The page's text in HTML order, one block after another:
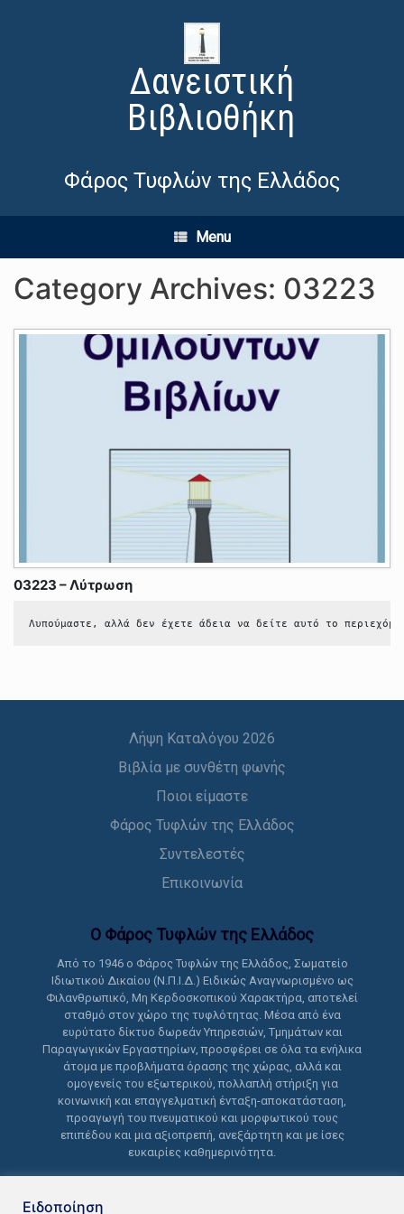
Δανειστική
Βιβλιοθήκη
Φάρος Τυφλών της Ελλάδος
Menu
Category Archives: 03223
03223 – Λύτρωση
Λυπούμαστε, αλλά δεν έχετε άδεια να δείτε αυτό το
Λήψη Καταλόγου 2026
Βιβλία με συνθέτη φωνής
Ποιοι είμαστε
Φάρος Τυφλών της Ελλάδος
Συντελεστές
Επικοινωνία
Ο Φάρος Τυφλών της Ελλάδoς
Από το 1946 ο Φάρος Τυφλών της Ελλάδος, Σωματείο
Ιδιωτικού Δικαίου (Ν.Π.Ι.Δ.) Ειδικώς Αναγνωρισμένο ως
Φιλανθρωπικό, Μη Κερδοσκοπικού Χαρακτήρα, αποτελεί
σταθμό στον χώρο της τυφλότητας. Μέσα από ένα
ευρύτατο δίκτυο δωρεάν Υπηρεσιών, Τμημάτων και
Παραγωγικών Εργαστηρίων, προσφέρει σε όλα τα ενήλικα
άτομα με προβλήματα όρασης της χώρας, αλλά και
ομογενείς του εξωτερικού, πολλαπλή στήριξη για
κοινωνική και επαγγελματική ένταξη-αποκατάσταση,
προαγωγή του πνευματικού και μορφωτικού τους
επιπέδου και μια αξιοπρεπή, ανεξάρτητη και με ίσες
ευκαιρίες καθημερινότητα.
Ειδοποίηση